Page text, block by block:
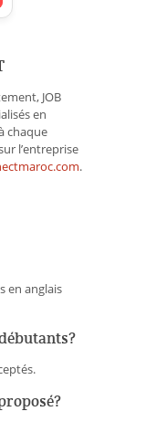
JOB
en
chaque
l’entreprise
.
en anglais